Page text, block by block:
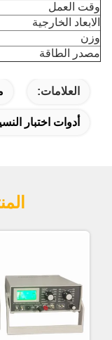
وقت العمل
الابعاد الخارجية
وزن
مصدر الطاقة
العلامات:
أدوات اختبار